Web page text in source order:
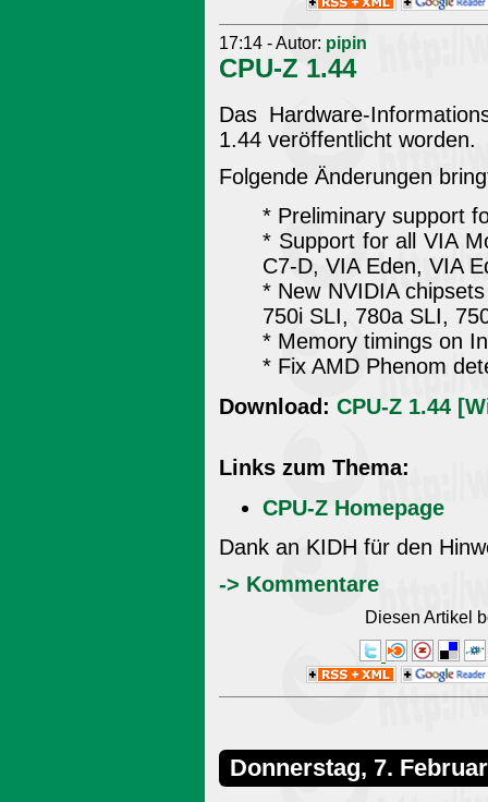
17:14 - Autor: pipin
CPU-Z 1.44
Das Hardware-
1.44 veröffentlicht worden.
Folgende Änderungen
* Preliminary support
* Support for all VIA
C7-D, VIA Eden, VIA
* New NVIDIA
750i SLI, 780a SLI,
* Memory timings on
* Fix AMD Phenom
Download: CPU-Z 1.44
Links zum Thema:
CPU-Z Homepage
Dank an KIDH für den
-> Kommentare
Diesen Artikel
Donnerstag, 7.